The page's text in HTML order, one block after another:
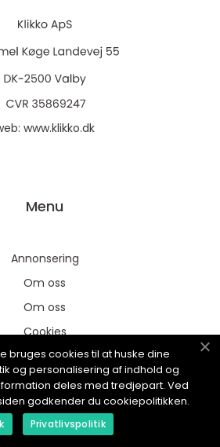
www.klikko.dk
Menu
Annonsering
Om oss
Om oss
Cookies
Cookies
Annonsering
Kontakta oss
Kontakta oss
bruges cookies til at huske dine
og personalisering af indhold og
deles med tredjepart. Ved
godkender du cookiepolitikken.
Privatlivspolitik